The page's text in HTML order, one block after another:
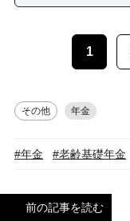
1
その他 年金
#年金 #老齢基礎年金
前の記事を読む